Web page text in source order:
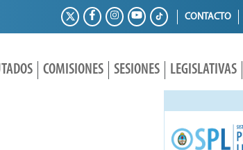
CONTACTO
COMISIONES SESIONES LEGISLATIVAS